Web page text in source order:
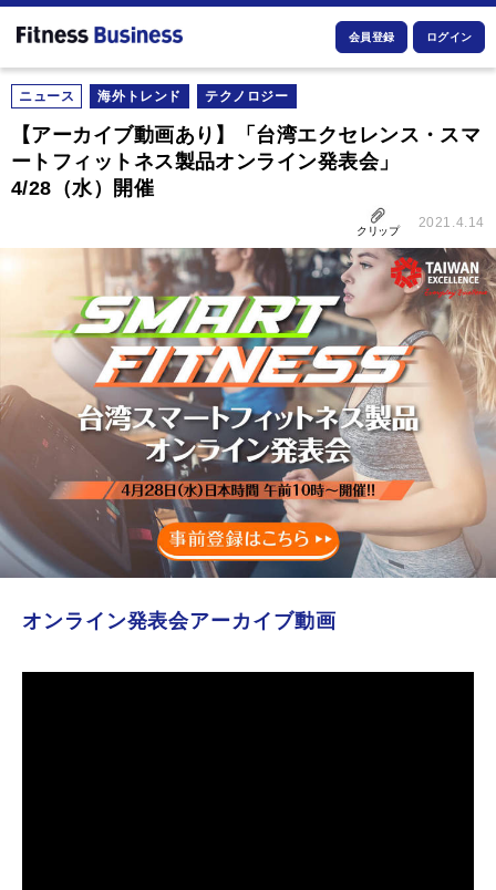
会員登録 ログイン
ニュース 海外トレンド テクノロジー
【アーカイブ動画あり】「台湾エクセレンス・スマ
ートフィットネス製品オンライン発表会」
4/28（水）開催
クリップ
2021.4.14
オンライン発表会アーカイブ動画